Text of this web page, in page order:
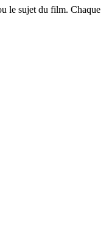
le sujet du film. Chaque